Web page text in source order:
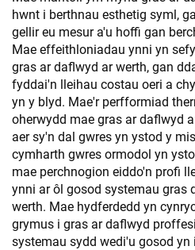
hwnt i berthnau esthetig syml,
gellir eu mesur a'u hoffi gan
Mae effeithloniadau ynni yn
gras ar daflwyd ar werth, gan
fyddai'n lleihau costau oeri a
yn y blyd. Mae'r perfformiad
oherwydd mae gras ar daflwyd
aer sy'n dal gwres yn ystod y
cymharth gwres ormodol yn
mae perchnogion eiddo'n profi
ynni ar ôl gosod systemau gras
werth. Mae hydferdedd yn
grymus i gras ar daflwyd
systemau sydd wedi'u gosod yn